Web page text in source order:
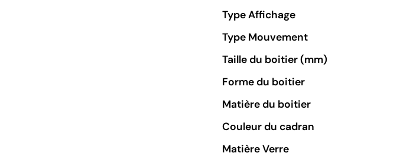
Type Affichage
Type Mouvement
Taille du boitier (mm)
Forme du boitier
Matière du boitier
Couleur du cadran
Matière Verre